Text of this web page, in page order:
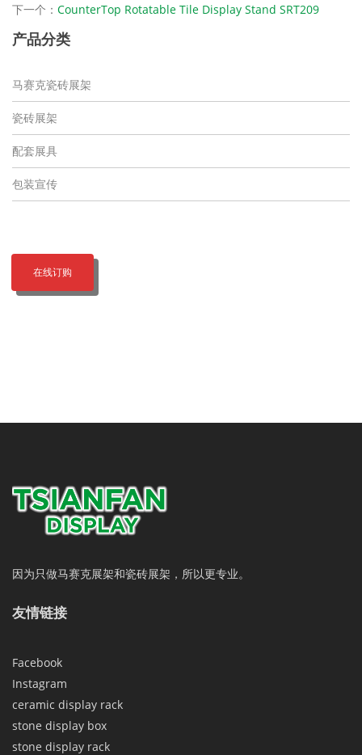
下一个： CounterTop Rotatable Tile Display Stand SRT209
产品分类
马赛克瓷砖展架
瓷砖展架
配套展具
包装宣传
在线订购
因为只做马赛克展架和瓷砖展架，所以更专业。
友情链接
Facebook
Instagram
ceramic display rack
stone display box
stone display rack